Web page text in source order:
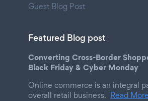
Guest Blog Post
Featured Blog post
Converting Cross-Border
Black Friday & Cyber Monday
Online commerce is an integral
overall retail business. Read More